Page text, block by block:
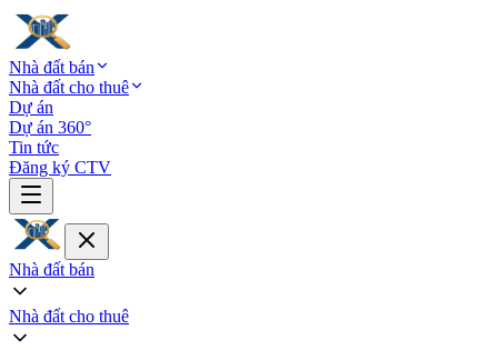
Nhà đất bán
Nhà đất cho thuê
Dự án
Dự án 360°
Tin tức
Đăng ký CTV
Nhà đất bán
Nhà đất cho thuê